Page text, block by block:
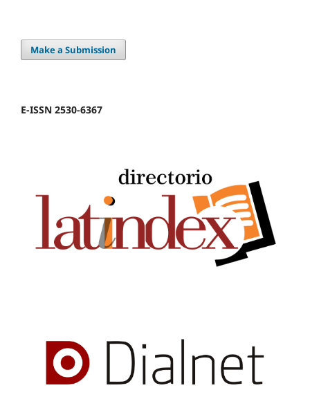
Make a Submission
E-ISSN 2530-6367